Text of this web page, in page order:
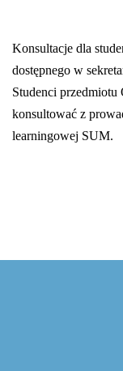
Konsultacje dla
dostępnego w
Studenci przedmiotu
konsultować z
learningowej SUM.